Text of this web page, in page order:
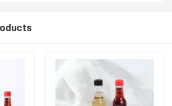
করুন